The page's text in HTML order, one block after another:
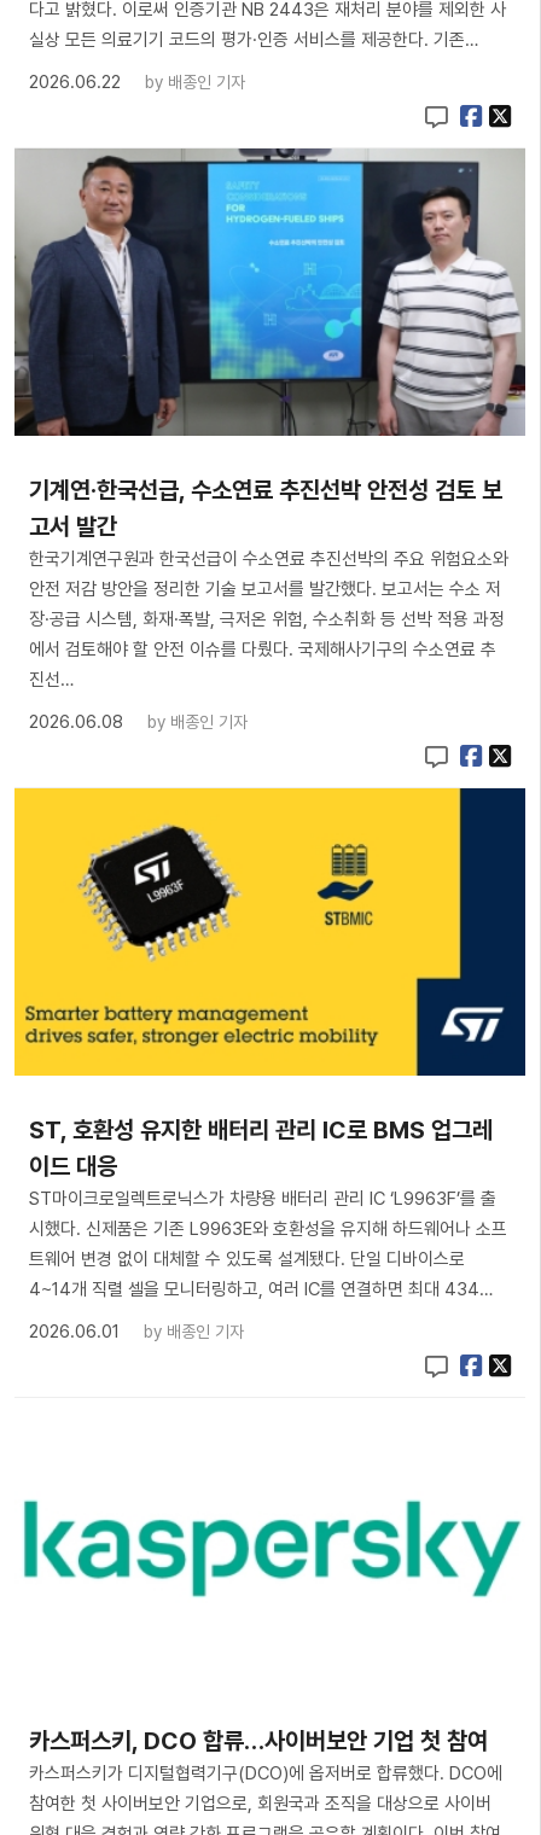
다고 밝혔다. 이로써 인증기관 NB 2443은 재처리 분야를 제외한 사
실상 모든 의료기기 코드의 평가·인증 서비스를 제공한다. 기존…
2026.06.22
by 배종인 기자
기계연·한국선급, 수소연료 추진선박 안전성 검토 보
고서 발간
한국기계연구원과 한국선급이 수소연료 추진선박의 주요 위험요소와
안전 저감 방안을 정리한 기술 보고서를 발간했다. 보고서는 수소 저
장·공급 시스템, 화재·폭발, 극저온 위험, 수소취화 등 선박 적용 과정
에서 검토해야 할 안전 이슈를 다뤘다. 국제해사기구의 수소연료 추
진선…
2026.06.08
by 배종인 기자
ST, 호환성 유지한 배터리 관리 IC로 BMS 업그레
이드 대응
ST마이크로일렉트로닉스가 차량용 배터리 관리 IC ‘L9963F’를 출
시했다. 신제품은 기존 L9963E와 호환성을 유지해 하드웨어나 소프
트웨어 변경 없이 대체할 수 있도록 설계됐다. 단일 디바이스로
4~14개 직렬 셀을 모니터링하고, 여러 IC를 연결하면 최대 434…
2026.06.01
by 배종인 기자
카스퍼스키, DCO 합류…사이버보안 기업 첫 참여
카스퍼스키가 디지털협력기구(DCO)에 옵저버로 합류했다. DCO에
참여한 첫 사이버보안 기업으로, 회원국과 조직을 대상으로 사이버